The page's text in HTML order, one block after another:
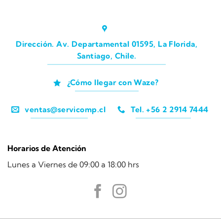
Dirección. Av. Departamental 01595, La Florida,
Santiago, Chile.
¿Cómo llegar con Waze?
ventas@servicomp.cl Tel. +56 2 2914 7444
Horarios de Atención
Lunes a Viernes de 09:00 a 18:00 hrs